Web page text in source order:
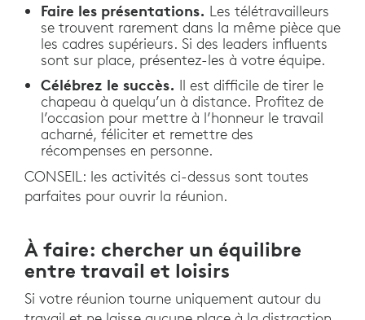
Faire les présentations. Les télétravailleurs
se trouvent rarement dans la même pièce que
les cadres supérieurs. Si des leaders influents
sont sur place, présentez-les à votre équipe.
Célébrez le succès. Il est difficile de tirer le
chapeau à quelqu’un à distance. Profitez de
l’occasion pour mettre à l’honneur le travail
acharné, féliciter et remettre des
récompenses en personne.
CONSEIL: les activités ci-dessus sont toutes
parfaites pour ouvrir la réunion.
À faire: chercher un équilibre
entre travail et loisirs
Si votre réunion tourne uniquement autour du